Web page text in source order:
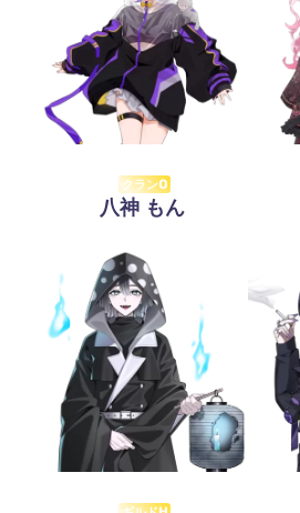
クランO
八神 もん